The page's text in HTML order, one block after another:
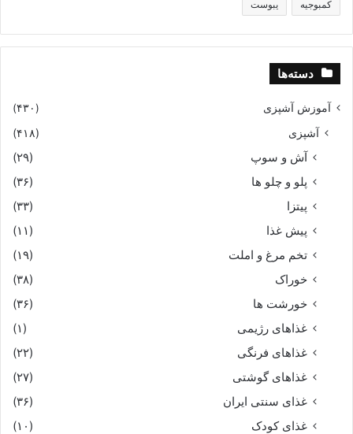
کمبوجیه یبوست
دسته‌ها
آموزش آشپزی (۴۳۰)
آشپزی (۴۱۸)
آش و سوپ
(۲۹)
پلو و چلو ها
(۳۶)
پیتزا
(۳۳)
پیش غذا
(۱۱)
تخم مرغ و املت
(۱۹)
خوراک
(۳۸)
خورشت ها
(۳۶)
غذاهای رژیمی
(۱)
غذاهای فرنگی
(۲۲)
غذاهای گوشتی
(۲۷)
غذای سنتی ایران
(۳۶)
غذای کودک
(۱۰)